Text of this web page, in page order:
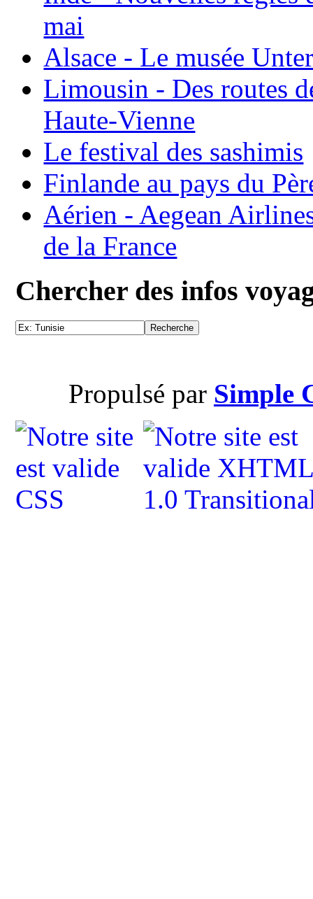
mai
Alsace - Le musée
Limousin - Des routes
Haute-Vienne
Le festival des sashimis
Finlande au pays du
Aérien - Aegean
de la France
Chercher des infos
Propulsé par Simple